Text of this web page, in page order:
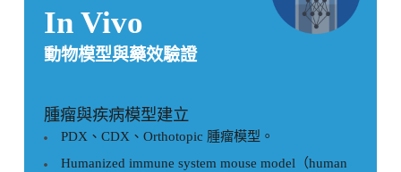
In Vivo
動物模型與藥效驗證
腫瘤與疾病模型建立
PDX、CDX、Orthotopic 腫瘤模型。
Humanized immune system mouse model（human